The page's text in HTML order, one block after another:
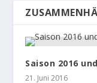
Saison 2016
21. Juni 2016